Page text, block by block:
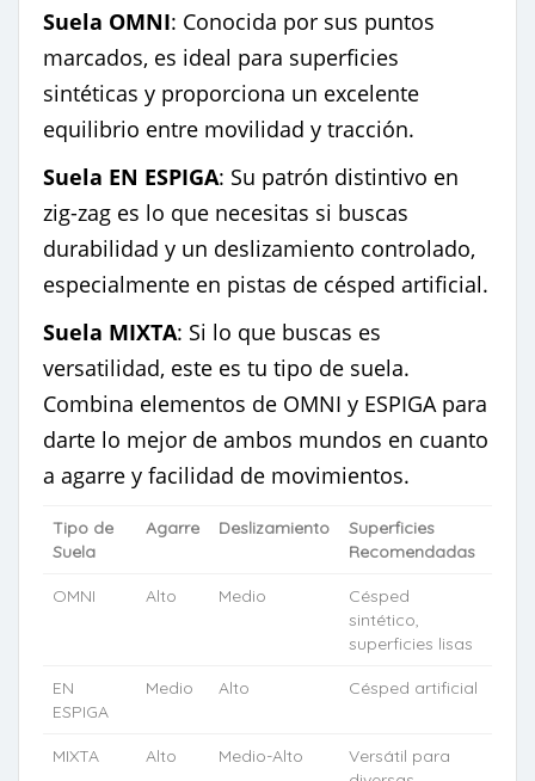
Suela OMNI: Conocida por sus puntos
marcados, es ideal para superficies
sintéticas y proporciona un excelente
equilibrio entre movilidad y tracción.
Suela EN ESPIGA: Su patrón distintivo en
zig-zag es lo que necesitas si buscas
durabilidad y un deslizamiento controlado,
especialmente en pistas de césped artificial.
Suela MIXTA: Si lo que buscas es
versatilidad, este es tu tipo de suela.
Combina elementos de OMNI y ESPIGA para
darte lo mejor de ambos mundos en cuanto
a agarre y facilidad de movimientos.
Tipo de
Suela
Agarre Deslizamiento
Superficies
Recomendadas
OMNI Alto Medio
Césped
sintético,
superficies lisas
EN
ESPIGA
Medio Alto Césped artificial
MIXTA Alto Medio-Alto
Versátil para